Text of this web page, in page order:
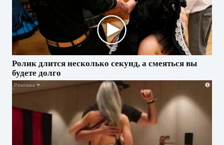
Ролик длится несколько секунд, а смеяться вы
будете долго
i